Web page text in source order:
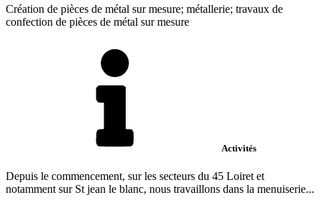
Création de pièces de métal sur mesure; métallerie; travaux de
confection de pièces de métal sur mesure
Activités
Depuis le commencement, sur les secteurs du 45 Loiret et
notamment sur St jean le blanc, nous travaillons dans la menuiserie...